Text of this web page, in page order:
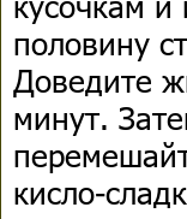
половину
Доведите
минут.
кисло-